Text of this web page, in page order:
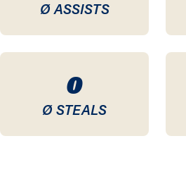
Ø ASSISTS
0
Ø STEALS